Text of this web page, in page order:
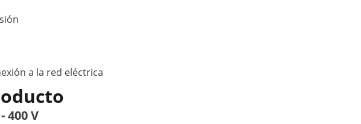
a la red eléctrica
400 V